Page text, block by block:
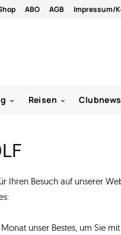
ABO AGB Impressum/
Reisen Clubnews
Ihren Besuch auf unserer
unser Bestes, um Sie